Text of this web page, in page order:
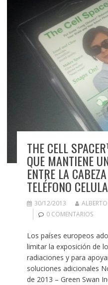
THE CELL
QUE MANTIENE
ENTRE LA
TELÉFONO
30/12/2013
0 COMENTARIOS
Los países europeos
limitar la exposición de
radiaciones y para
soluciones adicionales
de 2013 – Green Swan